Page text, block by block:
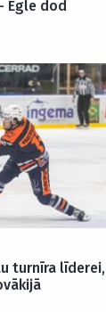
Egle dod
turnīra līderei,